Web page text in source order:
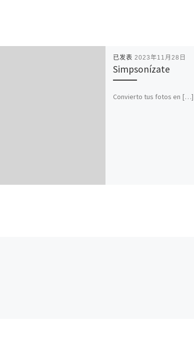
已发表 2023年11月28日
Simpsonízate
Convierto tus fotos en […]